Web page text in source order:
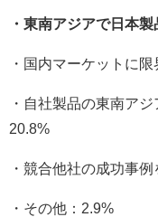
・東南アジアで日本
・国内マーケットに
・自社製品の東南ア
20.8%
・競合他社の成功事
・その他：2.9%